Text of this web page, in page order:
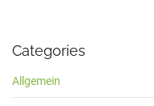
Categories
Allgemein